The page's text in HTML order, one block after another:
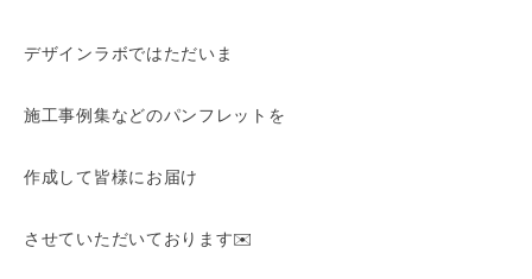
デザインラボではただいま
施工事例集などのパンフレットを
作成して皆様にお届け
させていただいております✉️